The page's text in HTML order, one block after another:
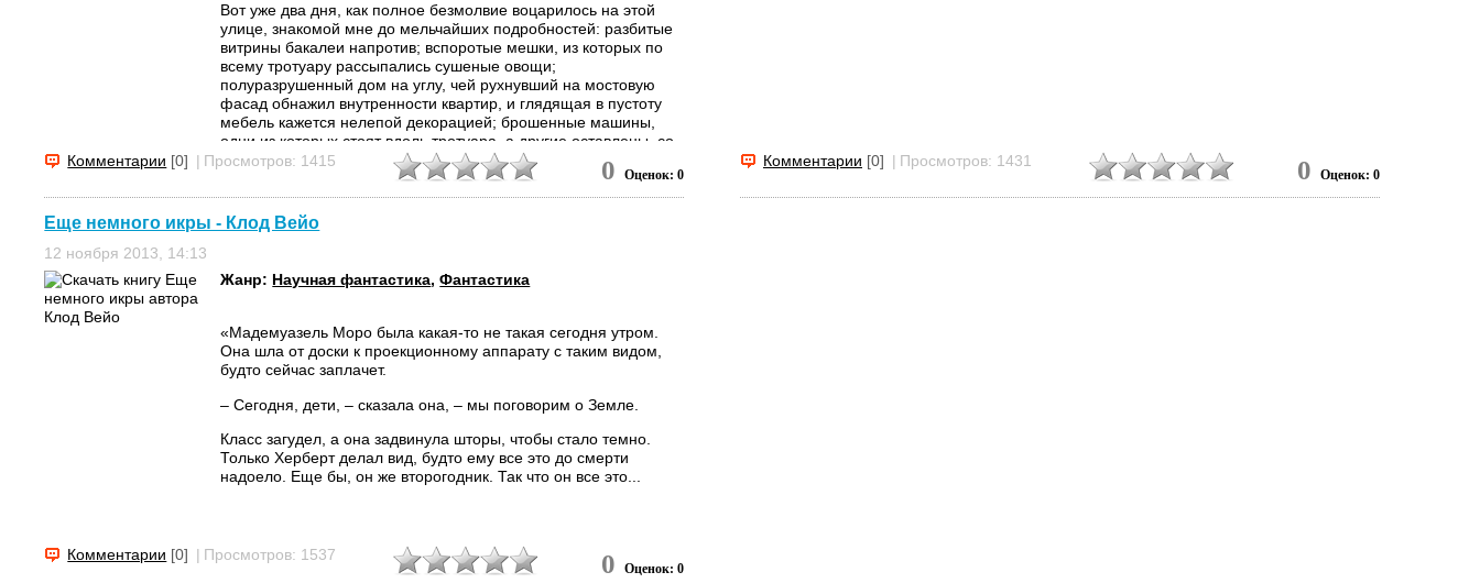
Вот уже два дня, как полное безмолвие воцарилось на этой
улице, знакомой мне до мельчайших подробностей: разбитые
витрины бакалеи напротив; вспоротые мешки, из которых по
всему тротуару рассыпались сушеные овощи;
полуразрушенный дом на углу, чей рухнувший на мостовую
фасад обнажил внутренности квартир, и глядящая в пустоту
мебель кажется нелепой декорацией; брошенные машины,
одни из которых стоят вдоль тротуара, а другие оставлены, со
спущенными шинами, посреди дороги; плиты тротуара и
асфальт мостовой, где в неожиданном соседстве оказались
дамские сумочки и узлы с бельем, детская коляска и свернутое
одеяло, разрозненная обувь и швейная...
Комментарии [0] | Просмотров: 1415 0 Оценок: 0
Комментарии [0] | Просмотров: 1431 0 Оценок: 0
Еще немного икры - Клод Вейо
12 ноября 2013, 14:13
Жанр: Научная фантастика,Фантастика
«Мадемуазель Моро была какая-то не такая сегодня утром.
Она шла от доски к проекционному аппарату с таким видом,
будто сейчас заплачет.
– Сегодня, дети, – сказала она, – мы поговорим о Земле.
Класс загудел, а она задвинула шторы, чтобы стало темно.
Только Херберт делал вид, будто ему все это до смерти
надоело. Еще бы, он же второгодник. Так что он все это...
Комментарии [0] | Просмотров: 1537 0 Оценок: 0